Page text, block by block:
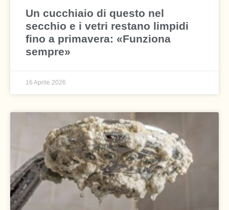
Un cucchiaio di questo nel
secchio e i vetri restano limpidi
fino a primavera: «Funziona
sempre»
16 Aprile 2026